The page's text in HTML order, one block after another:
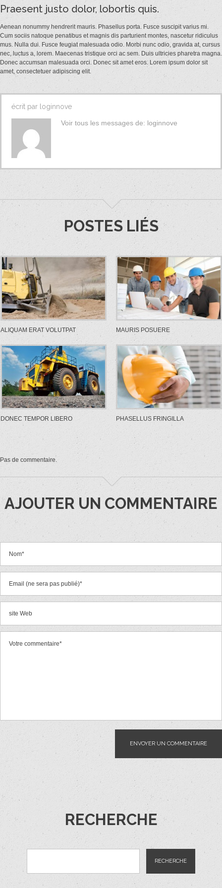
Praesent justo dolor, lobortis quis.
Aenean nonummy hendrerit mauris. Phasellus porta. Fusce suscipit varius mi.
Cum sociis natoque penatibus et magnis dis parturient montes, nascetur ridiculus
mus. Nulla dui. Fusce feugiat malesuada odio. Morbi nunc odio, gravida at, cursus
nec, luctus a, lorem. Maecenas tristique orci ac sem. Duis ultricies pharetra magna.
Donec accumsan malesuada orci. Donec sit amet eros. Lorem ipsum dolor sit
amet, consectetuer adipiscing elit.
Commentaires
écrit par loginnove
Voir tous les messages de: loginnove
POSTES LIÉS
ALIQUAM ERAT VOLUTPAT MAURIS POSUERE
DONEC TEMPOR LIBERO PHASELLUS FRINGILLA
Pas de commentaire.
AJOUTER UN COMMENTAIRE
RECHERCHE